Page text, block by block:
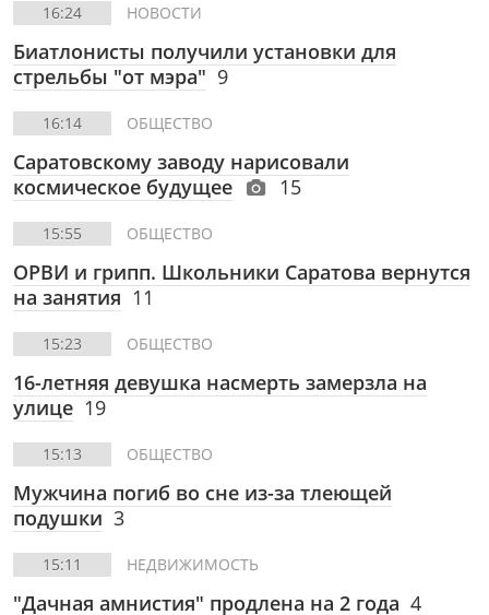
16:24 НОВОСТИ
Биатлонисты получили установки для
стрельбы "от мэра" 9
16:14 ОБЩЕСТВО
Саратовскому заводу нарисовали
космическое будущее
15
15:55 ОБЩЕСТВО
ОРВИ и грипп. Школьники Саратова вернутся
на занятия 11
15:23 ОБЩЕСТВО
16-летняя девушка насмерть замерзла на
улице 19
15:13 ОБЩЕСТВО
Мужчина погиб во сне из-за тлеющей
подушки 3
15:11 НЕДВИЖИМОСТЬ
"Дачная амнистия" продлена на 2 года 4